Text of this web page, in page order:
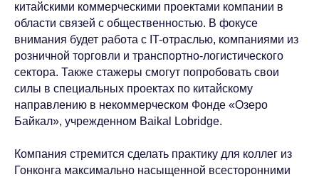
китайскими коммерческими проектами компании в
области связей с общественностью. В фокусе
внимания будет работа с IT-отраслью, компаниями из
розничной торговли и транспортно-логистического
сектора. Также стажеры смогут попробовать свои
силы в специальных проектах по китайскому
направлению в некоммерческом Фонде «Озеро
Байкал», учрежденном Baikal Lobridge.
Компания стремится сделать практику для коллег из
Гонконга максимально насыщенной всесторонними
вами для уточнения деталей запроса.
Связаться с Baikal
Lobridge®